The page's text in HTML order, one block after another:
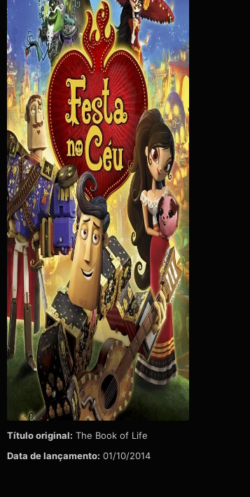
Título original: The Book of Life
Data de lançamento: 01/10/2014